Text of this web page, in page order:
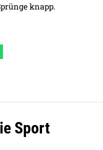
knapp.
Sport